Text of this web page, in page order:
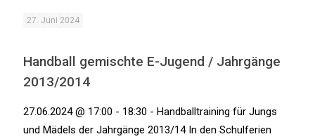
27. Juni 2024
Handball gemischte E-Jugend / Jahrgänge
2013/2014
27.06.2024 @ 17:00 - 18:30 - Handballtraining für Jungs
und Mädels der Jahrgänge 2013/14 In den Schulferien